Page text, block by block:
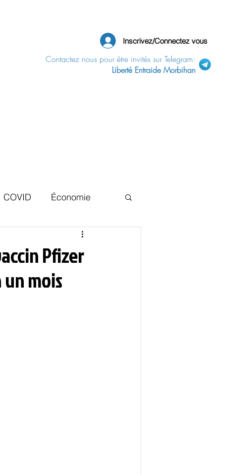
Inscrivez/Connectez vous
Contactez nous pour être invités sur Telegram:
Liberté Entraide Morbihan
COVID Économie
Local
Sciences
Pfizer
mois